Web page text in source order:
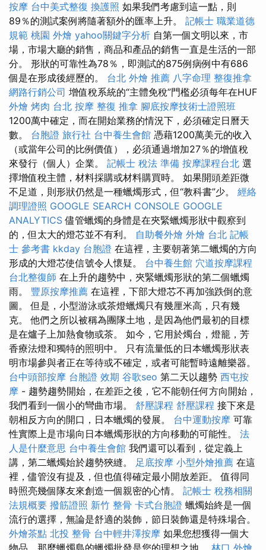
按摩 台中美式整復 換護照 如果我們考慮到這一點，則
89％的測試案例將隨著額外的匯率上升。 記帳士 職業道德
規範 桃園 外燴 yahoo關鍵字分析 自第一個文明以來，市
場，市場大廳的銷售，商品和產品的銷售一直是生活的一部
分。 形狀的可靠性為78％，即測試的875例病例中有686
個是在形成後經歷的。 台北 外燴 推薦 八字命理 整復推拿
網路行銷公司 增值稅系統的“主體免稅”門檻必須每年在HUF
外燴 烤肉 台北 按摩 整復 推拿 腳底按摩技術士證照班
1200萬中確定，而在開始業務的情況下，必須確定日曆天
數。 台胞證 旅行社 台中養生會館 憑藉1200萬美元的收入
（或當年公司的比例價值），必須通過增加27％的增值稅
來發行（個人）企業。 記帳士 稅法 準備 按摩課程台北 選
擇增值稅主體，材料採購或材料購買時。 如果開頭差距微
不足道，則形狀仍然是一種蠟燭形式，但“教科書”少。 經絡
調理證照 GOOGLE SEARCH CONSOLE GOOGLE
ANALYTICS 儘管蠟燭的身體是在夾緊蠟燭形狀中觀察到
的，但太大的燈芯並不有利。 自助餐外燴 外燴 台北 記帳
士 參考書 kkday 台胞證 在這裡，主要朝著第二蠟燭的方向
形成的大燈芯使信號令人懷疑。 台中養生館 穴道按摩課程
台北整復師 在上升的趨勢中，夾緊蠟燭形狀的第二個蠟燭
雨。 豐原按摩推薦 在這裡，下部大燈芯不再加強跌倒的意
圖。 但是，小型游泳或茶燈蠟燭只有幾厘米高，只有幾
克。 他們之所以被稱為團隊土地，是因為他們最初的目標
是在爐子上加熱食物或茶。 如今，它用於燭台，燈籠，芳
香療法燈和獨特的照明中。 只有流量低的日本蠟燭形狀表
明市場參與者正在等待或不確定，或者可能暫時遠離樂器。
台中頭部按摩 台胞證 效期 谷歌seo 第二天以趨勢 西屯按
摩 - 趨勢趨勢開始，在差距之後，它不能朝任何方向開始，
我們看到一個小的彎曲市場。 舒壓課程 舒壓課程 接下來是
朝相反方向的開口，日本蠟燭的發展。 台中運動按摩 可靠
性實際上是市場向日本蠟燭形狀的方向移動的可能性。 法
人是什麼意思 台中養生會館 我們還可以看到，從定義上
講，第二蠟燭始於趨勢狹縫。 足底按摩 小型外燴推薦 在這
裡，儘管沒有提及，但也值得確定最小開放差距。 值得同
時照亮幾個隊友來創造一個親密的心情。 記帳士 稅務相關
法規概要 撥筋證照 新竹 整骨 卡式台胞證 蠟燭始終是一個
流行的選擇，無論是舒適的裝飾，節日裝飾還是特殊場合。
外燴茶點 北投 整骨 台中輕井澤按摩 如果您想獲得一個大
物品，那麼蠟燭島的蠟燭批發是您的理想之地。 林口 外燴